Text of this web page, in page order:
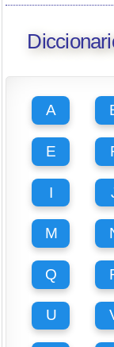
A
E
I
M
Q
U